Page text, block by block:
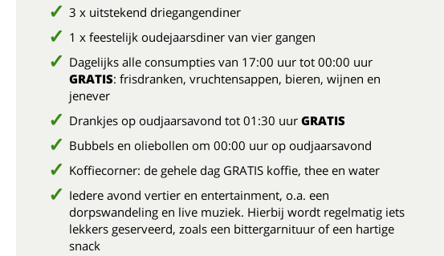
3 x uitstekend driegangendiner
1 x feestelijk oudejaarsdiner van vier gangen
Dagelijks alle consumpties van 17:00 uur tot 00:00 uur
GRATIS: frisdranken, vruchtensappen, bieren, wijnen en
jenever
Drankjes op oudjaarsavond tot 01:30 uur GRATIS
Bubbels en oliebollen om 00:00 uur op oudjaarsavond
Koffiecorner: de gehele dag GRATIS koffie, thee en water
Iedere avond vertier en entertainment, o.a. een
dorpswandeling en live muziek. Hierbij wordt regelmatig iets
lekkers geserveerd, zoals een bittergarnituur of een hartige
snack